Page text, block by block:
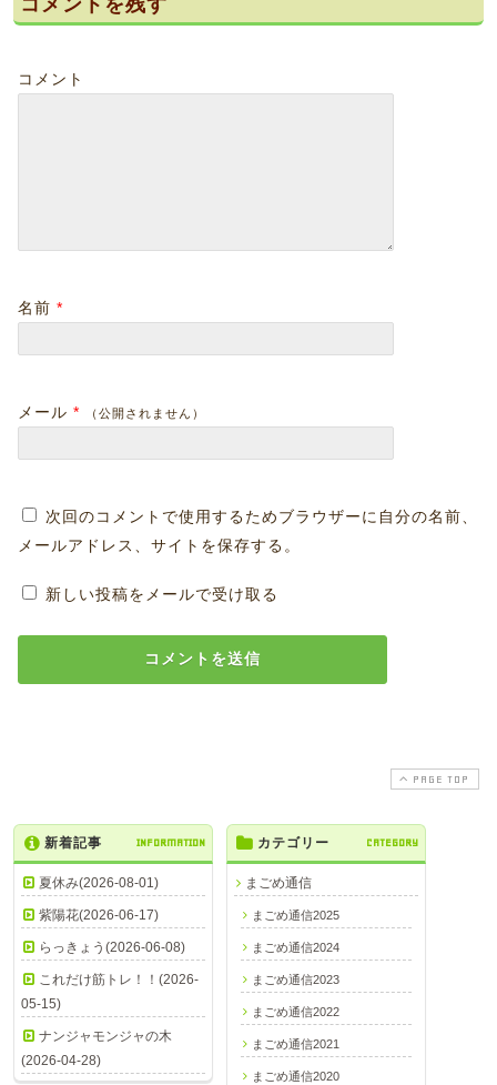
コメントを残す
コメント
名前 *
メール * （公開されません）
次回のコメントで使用するためブラウザーに自分の名前、
メールアドレス、サイトを保存する。
新しい投稿をメールで受け取る
PAGE TOP
新着記事 INFORMATION
夏休み(2026-08-01)
紫陽花(2026-06-17)
らっきょう(2026-06-08)
これだけ筋トレ！！(2026-
05-15)
ナンジャモンジャの木
(2026-04-28)
カテゴリー CATEGORY
まごめ通信
まごめ通信2025
まごめ通信2024
まごめ通信2023
まごめ通信2022
まごめ通信2021
まごめ通信2020